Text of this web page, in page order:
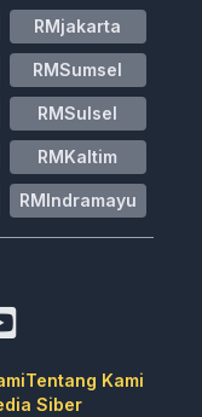
RMjakarta
RMSumsel
RMSulsel
RMKaltim
RMIndramayu
Tentang Kami
Siber